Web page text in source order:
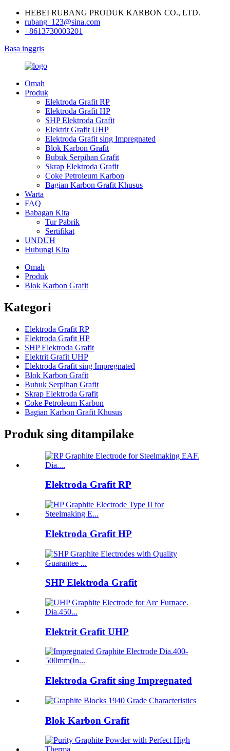
HEBEI RUBANG PRODUK KARBON CO., LTD.
rubang_123@sina.com
+8613730003201
Basa inggris
Omah
Produk
Elektroda Grafit RP
Elektroda Grafit HP
SHP Elektroda Grafit
Elektrit Grafit UHP
Elektroda Grafit sing Impregnated
Blok Karbon Grafit
Bubuk Serpihan Grafit
Skrap Elektroda Grafit
Coke Petroleum Karbon
Bagian Karbon Grafit Khusus
Warta
FAQ
Babagan Kita
Tur Pabrik
Sertifikat
UNDUH
Hubungi Kita
Omah
Produk
Blok Karbon Grafit
Kategori
Elektroda Grafit RP
Elektroda Grafit HP
SHP Elektroda Grafit
Elektrit Grafit UHP
Elektroda Grafit sing Impregnated
Blok Karbon Grafit
Bubuk Serpihan Grafit
Skrap Elektroda Grafit
Coke Petroleum Karbon
Bagian Karbon Grafit Khusus
Produk sing ditampilake
Elektroda Grafit RP
Elektroda Grafit HP
SHP Elektroda Grafit
Elektrit Grafit UHP
Elektroda Grafit sing Impregnated
Blok Karbon Grafit